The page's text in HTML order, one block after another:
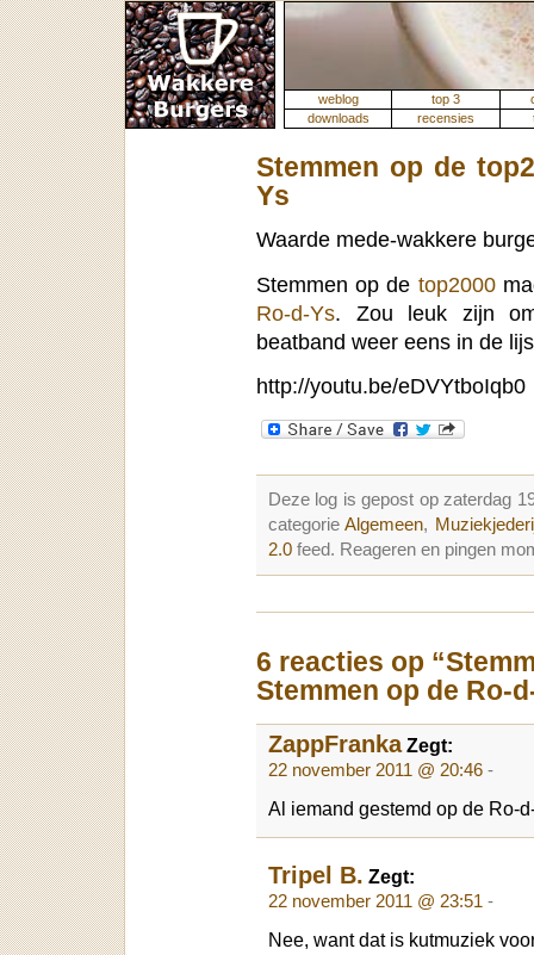
weblog top 3
downloads
recensies
Stemmen op de
Ys
Waarde mede-wakkere
Stemmen op de top2000
Ro-d-Ys. Zou leuk zijn om
beatband weer eens in de
http://youtu.be/eDVYtboIqb0
Deze log is gepost op zaterdag
categorieAlgemeen,
2.0 feed. Reageren en pingen
6 reacties op
Stemmen op de Ro-
ZappFrankaZegt:
22 november 2011 @ 20:46 -
Al iemand gestemd op de Ro-
Tripel B. Zegt:
22 november 2011 @ 23:51 -
Nee, want dat is kutmuziek